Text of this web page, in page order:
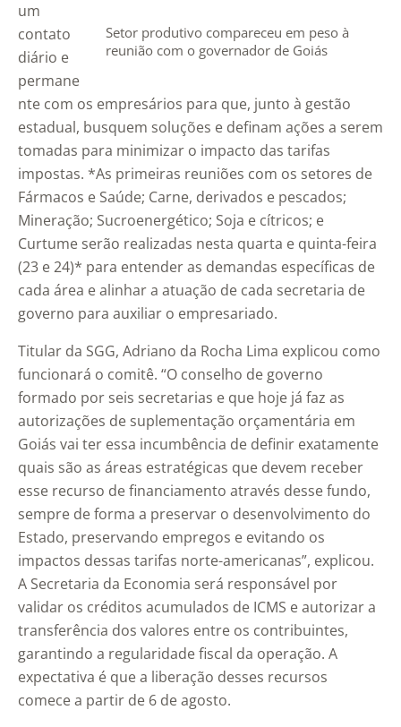
Setor produtivo compareceu em peso à
reunião com o governador de Goiás
um
contato
diário e
permane
nte com os empresários para que, junto à gestão
estadual, busquem soluções e definam ações a serem
tomadas para minimizar o impacto das tarifas
impostas. *As primeiras reuniões com os setores de
Fármacos e Saúde; Carne, derivados e pescados;
Mineração; Sucroenergético; Soja e cítricos; e
Curtume serão realizadas nesta quarta e quinta-feira
(23 e 24)* para entender as demandas específicas de
cada área e alinhar a atuação de cada secretaria de
governo para auxiliar o empresariado.
Titular da SGG, Adriano da Rocha Lima explicou como
funcionará o comitê. “O conselho de governo
formado por seis secretarias e que hoje já faz as
autorizações de suplementação orçamentária em
Goiás vai ter essa incumbência de definir exatamente
quais são as áreas estratégicas que devem receber
esse recurso de financiamento através desse fundo,
sempre de forma a preservar o desenvolvimento do
Estado, preservando empregos e evitando os
impactos dessas tarifas norte-americanas”, explicou.
A Secretaria da Economia será responsável por
validar os créditos acumulados de ICMS e autorizar a
transferência dos valores entre os contribuintes,
garantindo a regularidade fiscal da operação. A
expectativa é que a liberação desses recursos
comece a partir de 6 de agosto.